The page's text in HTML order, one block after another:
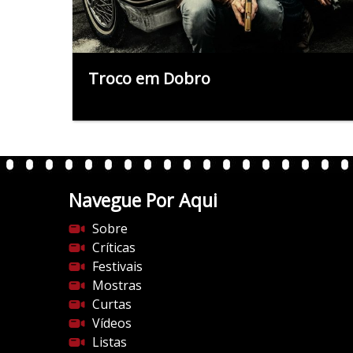
Troco em Dobro
Navegue Por Aqui
Sobre
Críticas
Festivais
Mostras
Curtas
Vídeos
Listas